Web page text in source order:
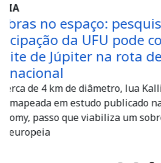
com
teve a
Nature
inédito de
Como
carbono?
Episódio #148 do